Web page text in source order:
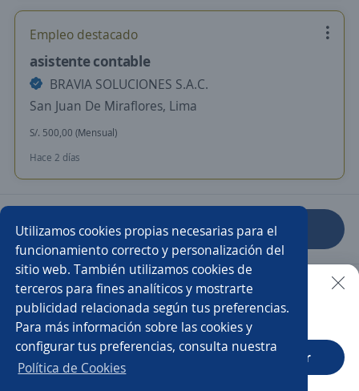
Empleo destacado
asistente contable
BRAVIA SOLUCIONES S.A.C.
San Juan De Miraflores, Lima
S/. 500,00 (Mensual)
Hace 2 días
Anterior Siguiente
Nuevas ofertas de empleo Avísame
Empleos similares
Auxiliar de cobranza
Buscar es más fácil en la app
CT App Abrir
Utilizamos cookies propias necesarias para el
funcionamiento correcto y personalización del
sitio web. También utilizamos cookies de
terceros para fines analíticos y mostrarte
publicidad relacionada según tus preferencias.
Para más información sobre las cookies y
configurar tus preferencias, consulta nuestra
Política de Cookies